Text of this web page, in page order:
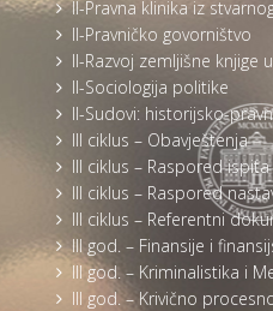
II-Pravna klinika iz
II-Pravničko govorništvo
II-Razvoj zemljišne knjige
II-Sociologija politike
II-Sudovi: historijsko-
III ciklus – Obavještenja
III ciklus – Raspored ispita
III ciklus – Raspored
III ciklus – Referentni
III god. – Finansije i
III god. – Kriminalistika i
III god. – Krivično